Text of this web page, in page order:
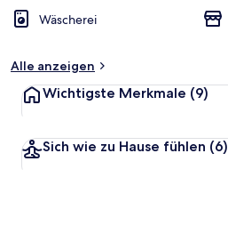
Wäscherei
Alle anzeigen
Wichtigste Merkmale (9)
Sich wie zu Hause fühlen (6)